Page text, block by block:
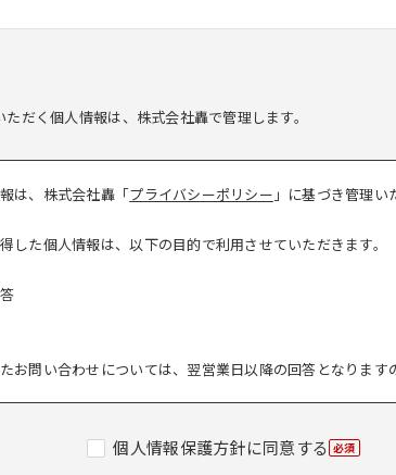
だく個人情報は、株式会社轟で管理します。
は、株式会社轟「プライバシーポリシー 」に基づき管理い
した個人情報は、以下の目的で利用させていただきます。
お問い合わせについては、翌営業日以降の回答となります
個人情報保護方針に同意する 必須